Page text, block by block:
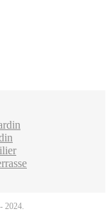
2024.